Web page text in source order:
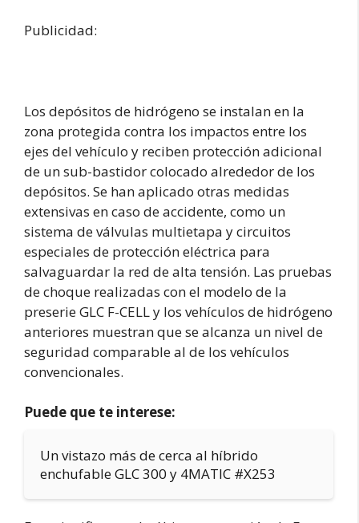
Publicidad:
Los depósitos de hidrógeno se instalan en la
zona protegida contra los impactos entre los
ejes del vehículo y reciben protección adicional
de un sub-bastidor colocado alrededor de los
depósitos. Se han aplicado otras medidas
extensivas en caso de accidente, como un
sistema de válvulas multietapa y circuitos
especiales de protección eléctrica para
salvaguardar la red de alta tensión. Las pruebas
de choque realizadas con el modelo de la
preserie GLC F-CELL y los vehículos de hidrógeno
anteriores muestran que se alcanza un nivel de
seguridad comparable al de los vehículos
convencionales.
Puede que te interese:
Un vistazo más de cerca al híbrido
enchufable GLC 300 y 4MATIC #X253